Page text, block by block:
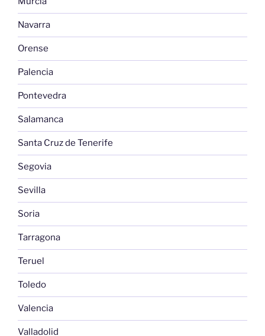
Navarra
Orense
Palencia
Pontevedra
Salamanca
Santa Cruz de Tenerife
Segovia
Sevilla
Soria
Tarragona
Teruel
Toledo
Valencia
Valladolid